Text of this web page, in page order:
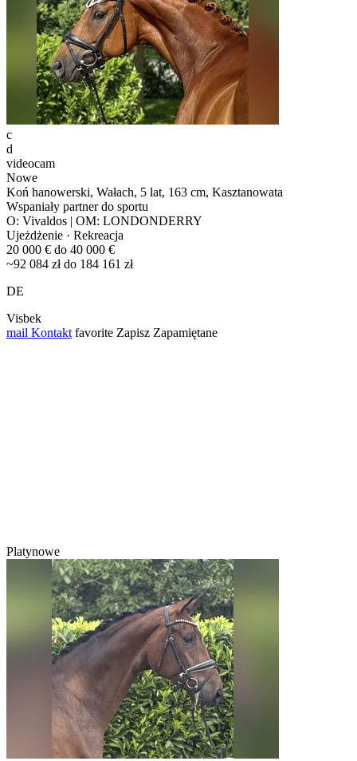
c
d
videocam
Nowe
Koń hanowerski, Wałach, 5 lat, 163 cm, Kasztanowata
Wspaniały partner do sportu
O: Vivaldos | OM: LONDONDERRY
Ujeżdżenie · Rekreacja
20 000 € do 40 000 €
~92 084 zł do 184 161 zł
DE
Visbek
mail Kontakt favorite Zapisz Zapamiętane
Platynowe